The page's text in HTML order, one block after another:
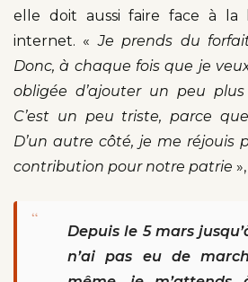
elle doit aussi faire face à la
internet. «Je prends du
Donc, à chaque fois que je
obligée d’ajouter un peu
C’est un peu triste, parce
D’un autre côté, je me réjouis
contribution pour notre patrie
“
Depuis le 5 mars
n’ai pas eu de